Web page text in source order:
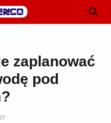
zaplanować
pod